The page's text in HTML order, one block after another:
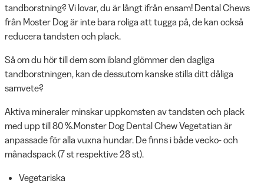
tandborstning? Vi lovar, du är långt ifrån ensam! Dental Chews
från Moster Dog är inte bara roliga att tugga på, de kan också
reducera tandsten och plack.
Så om du hör till dem som ibland glömmer den dagliga
tandborstningen, kan de dessutom kanske stilla ditt dåliga
samvete?
Aktiva mineraler minskar uppkomsten av tandsten och plack
med upp till 80 %.Monster Dog Dental Chew Vegetatian är
anpassade för alla vuxna hundar. De finns i både vecko- och
månadspack (7 st respektive 28 st).
Vegetariska